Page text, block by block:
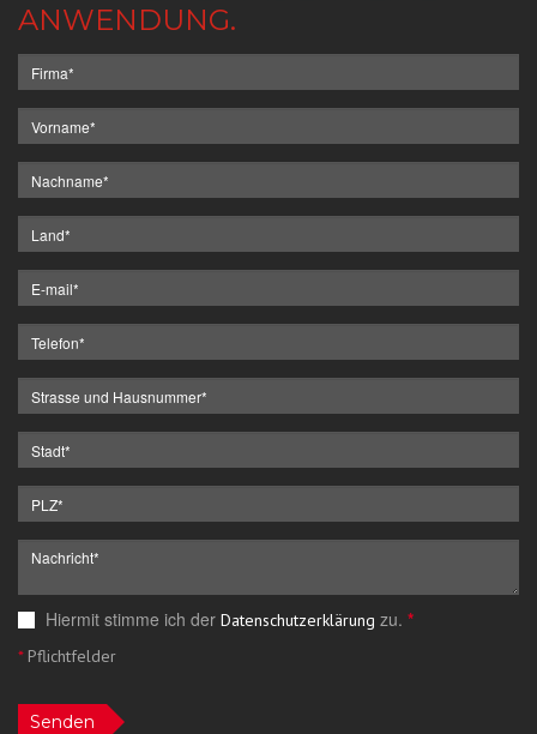
ANWENDUNG.
Hiermit stimme ich der Datenschutzerklärung zu. *
*Pflichtfelder
Senden